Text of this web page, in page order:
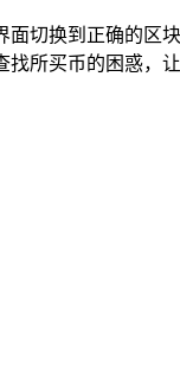
切换到正确的
所买币的困惑，